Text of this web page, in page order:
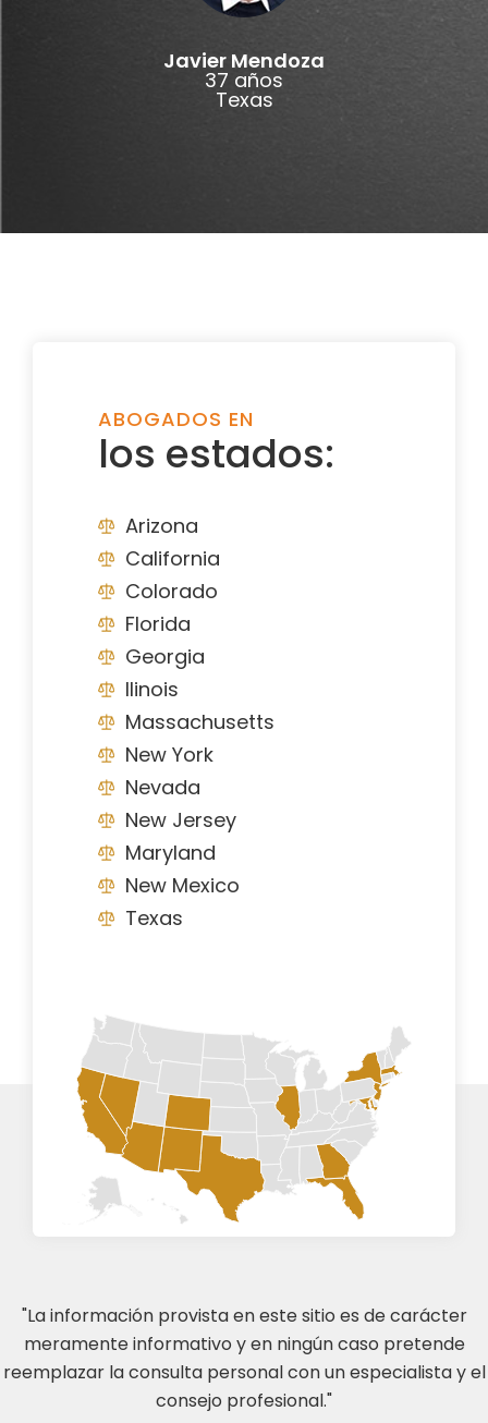
Javier Mendoza
37 años
Texas
ABOGADOS EN
los estados:
Arizona
California
Colorado
Florida
Georgia
Ilinois
Massachusetts
New York
Nevada
New Jersey
Maryland
New Mexico
Texas
"La información provista en este sitio es de carácter
meramente informativo y en ningún caso pretende
reemplazar la consulta personal con un especialista y el
consejo profesional."